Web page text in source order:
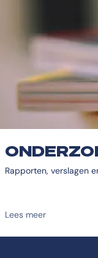
aan favorieten
Rapporten, verslagen
Lees meer